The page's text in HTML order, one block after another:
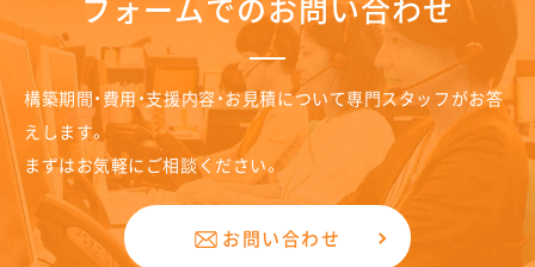
フォームでのお問い合わせ
構築期間・費用・支援内容・お見積について専門スタッフがお答
えします。
まずはお気軽にご相談ください。
お問い合わせ